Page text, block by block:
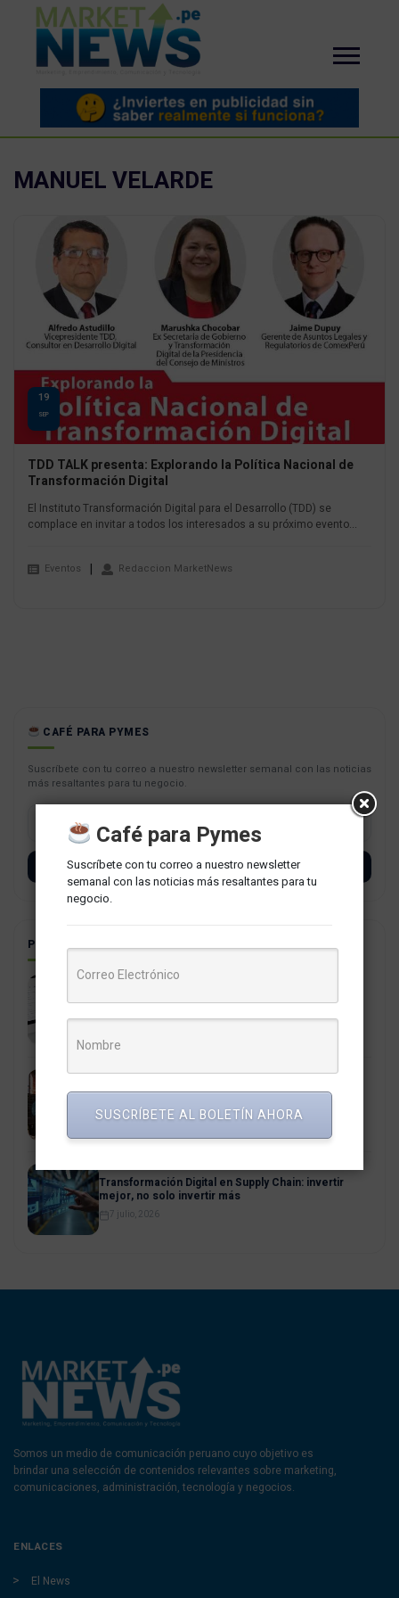
MANUEL VELARDE
19
SEP
TDD TALK presenta: Explorando la Política Nacional de
Transformación Digital
El Instituto Transformación Digital para el Desarrollo (TDD) se
complace en invitar a todos los interesados a su próximo evento...
Eventos Redaccion MarketNews
CAFÉ PARA PYMES
Suscríbete con tu correo a nuestro newsletter semanal con las noticias
más resaltantes para tu negocio.
SUSCRÍBETE
POSTS RELACIONADOS
correo institucional gubernamental
La Era Agéntica: cuando la intención reemplaza al
21 julio, 2026
Transformación Digital en Supply Chain: invertir
mejor, no solo invertir más
7 julio, 2026
Somos un medio de comunicación peruano cuyo objetivo es
brindar una selección de contenidos relevantes sobre marketing,
comunicaciones, administración, tecnología y negocios.
ENLACES
El News
Café para Pymes
Suscríbete con tu correo a nuestro newsletter
semanal con las noticias más resaltantes para tu
negocio.
SUSCRÍBETE AL BOLETÍN AHORA